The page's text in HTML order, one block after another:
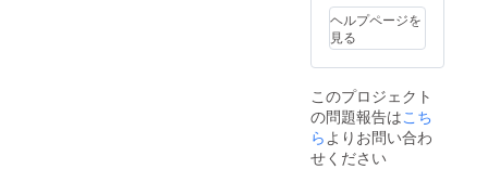
栓 シ
リコ
ン
カップ
ヘルプページを
見る
このプロジェクト
の問題報告はこち
ら よりお問い合わ
せください